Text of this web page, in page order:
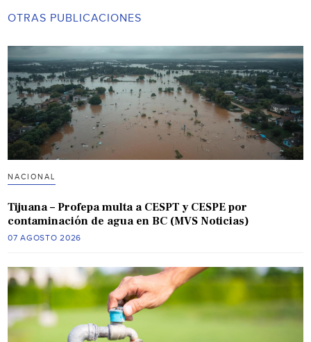
OTRAS PUBLICACIONES
NACIONAL
Tijuana – Profepa multa a CESPT y CESPE por
contaminación de agua en BC (MVS Noticias)
07 AGOSTO 2026